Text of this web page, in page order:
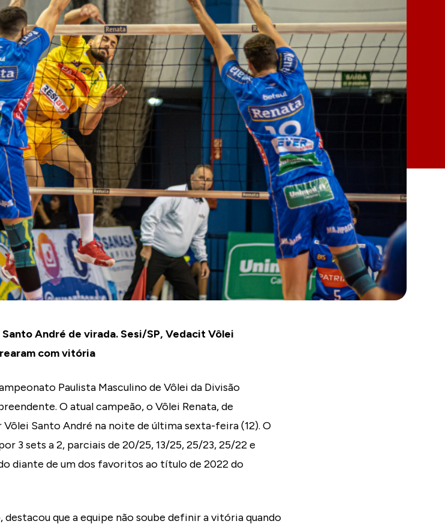
André de virada. Sesi/SP, Vedacit Vôlei
com vitória
Paulista Masculino de Vôlei da Divisão
O atual campeão, o Vôlei Renata, de
Santo André na noite de última sexta-feira (12). O
3 sets a 2, parciais de 20/25, 13/25, 25/23, 25/22 e
diante de um dos favoritos ao título de 2022 do
que a equipe não soube definir a vitória quando